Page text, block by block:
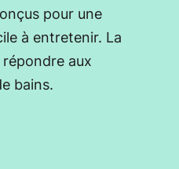
pour une
à entretenir. La
aux
bains.